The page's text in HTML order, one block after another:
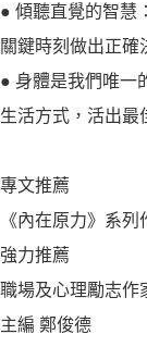
● 傾聽直覺的智慧
關鍵時刻做出正確
● 身體是我們唯一
生活方式，活出最
專文推薦
《內在原力》系
強力推薦
職場及心理勵志作
主編 鄭俊德